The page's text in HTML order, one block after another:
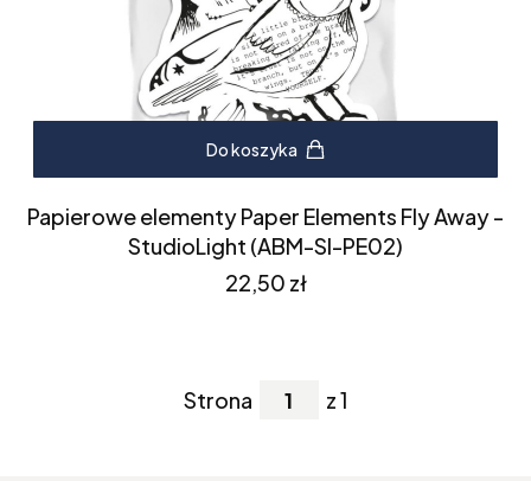
Do koszyka
Papierowe elementy Paper Elements Fly Away -
StudioLight (ABM-SI-PE02)
Cena
22,50 zł
Strona z 1